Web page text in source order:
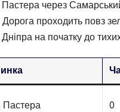
через
проходить повз
на початку до тихих
Пастера 0